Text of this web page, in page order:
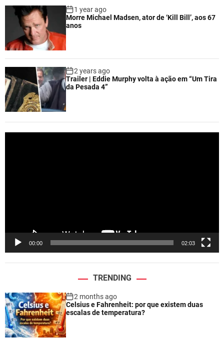
1 year ago
Morre Michael Madsen, ator de ‘Kill Bill’, aos 67
anos
2 years ago
Trailer | Eddie Murphy volta à ação em “Um Tira
da Pesada 4”
00:00 02:03
TRENDING
2 months ago
Celsius e Fahrenheit: por que existem duas
escalas de temperatura?